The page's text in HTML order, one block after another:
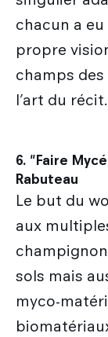
chacun a
propre
champs
l’art du récit.
6. "Faire
Rabuteau
Le but du
aux
sols mais
myco-